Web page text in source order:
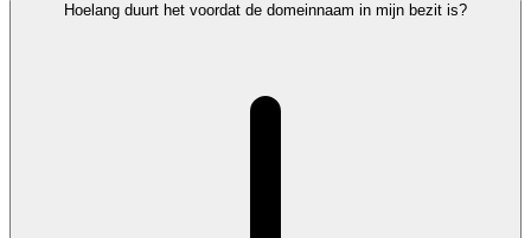
Hoelang duurt het voordat de domeinnaam in mijn bezit is?